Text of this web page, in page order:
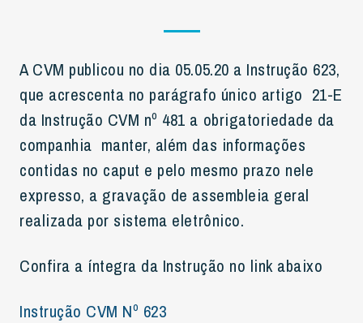
A CVM publicou no dia 05.05.20 a Instrução 623,
que acrescenta no parágrafo único artigo 21-E
da Instrução CVM nº 481 a obrigatoriedade da
companhia manter, além das informações
contidas no caput e pelo mesmo prazo nele
expresso, a gravação de assembleia geral
realizada por sistema eletrônico.
Confira a íntegra da Instrução no link abaixo
Instrução CVM Nº 623